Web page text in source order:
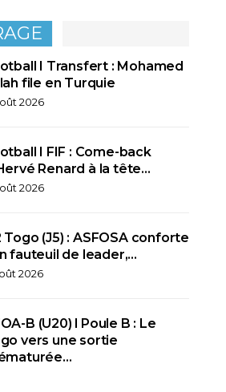
I Transfert : Mohamed
file en Turquie
2026
I FIF : Come-back
Renard à la tête…
2026
Togo (J5) : ASFOSA conforte
fauteuil de leader,…
2026
B (U20) l Poule B : Le
vers une sortie